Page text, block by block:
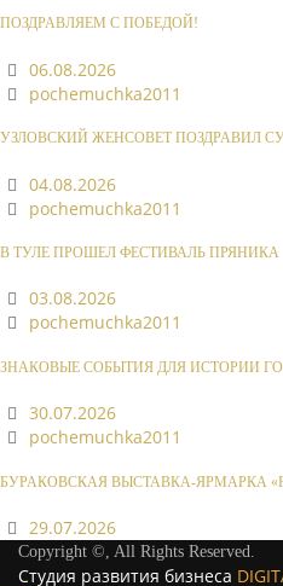
ПОЗДРАВЛЯЕМ С ПОБЕДОЙ!
06.08.2026
pochemuchka2011
УЗЛОВСКИЙ ЖЕНСОВЕТ ПОЗДРАВИЛ
04.08.2026
pochemuchka2011
В ТУЛЕ ПРОШЕЛ ФЕСТИВАЛЬ ПРЯНИКА
03.08.2026
pochemuchka2011
ЗНАКОВЫЕ СОБЫТИЯ ДЛЯ ИСТОРИИ
30.07.2026
pochemuchka2011
БУРАКОВСКАЯ ВЫСТАВКА-ЯРМАРКА
29.07.2026
Copyright ©, All Rights Reserved.
Студия развития бизнеса